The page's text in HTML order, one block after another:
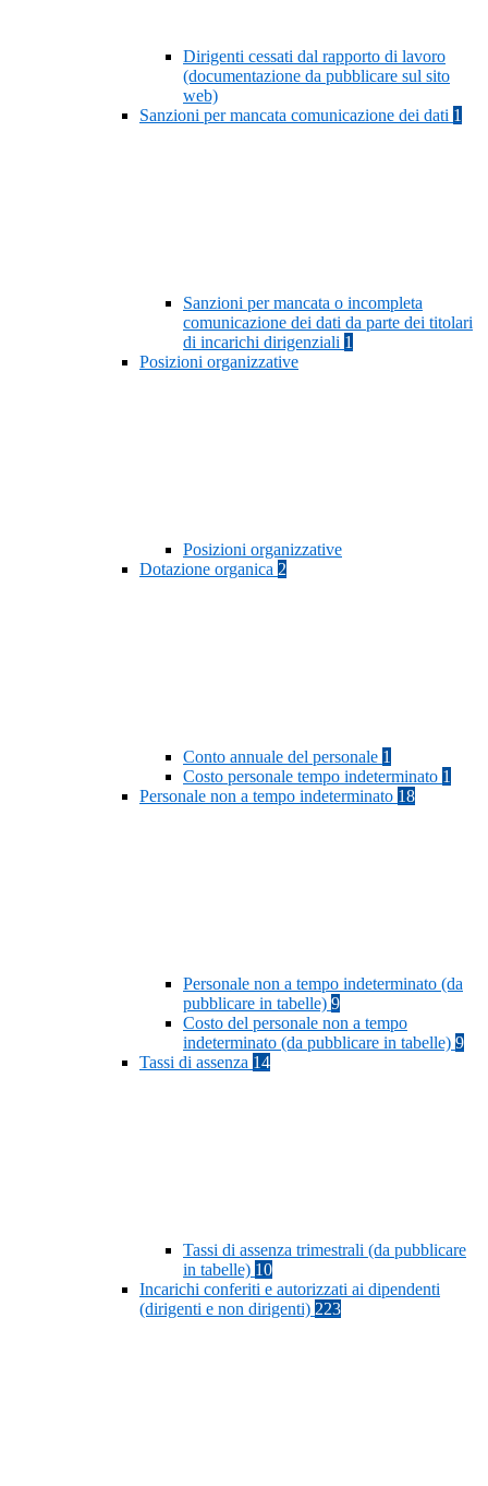
Dirigenti cessati dal rapporto di lavoro
(documentazione da pubblicare sul sito
web)
Sanzioni per mancata comunicazione dei dati 1
Sanzioni per mancata o incompleta
comunicazione dei dati da parte dei titolari
di incarichi dirigenziali 1
Posizioni organizzative
Posizioni organizzative
Dotazione organica 2
Conto annuale del personale 1
Costo personale tempo indeterminato 1
Personale non a tempo indeterminato 18
Personale non a tempo indeterminato (da
pubblicare in tabelle) 9
Costo del personale non a tempo
indeterminato (da pubblicare in tabelle) 9
Tassi di assenza 14
Tassi di assenza trimestrali (da pubblicare
in tabelle) 10
Incarichi conferiti e autorizzati ai dipendenti
(dirigenti e non dirigenti) 223